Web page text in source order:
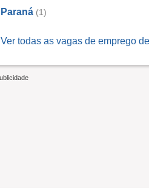
Paraná (1)
Ver todas as vagas de emprego